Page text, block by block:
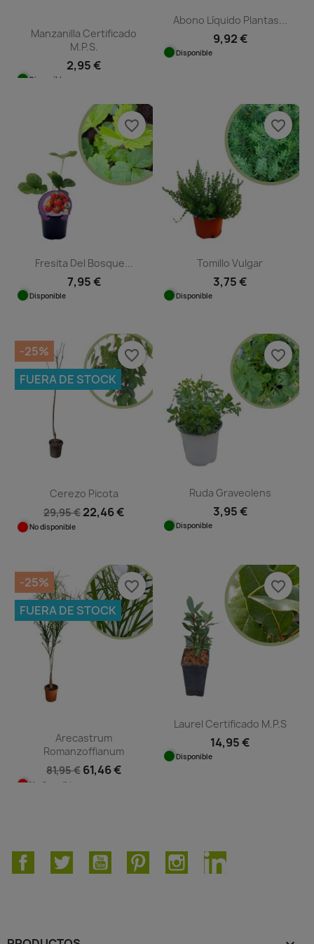
Manzanilla Certificado
M.P.S.
2,95 €
Disponible
Abono Líquido Plantas...
9,92 €
Disponible
Fresita Del Bosque...
7,95 €
Disponible
favorite_border
Tomillo Vulgar
3,75 €
Disponible
favorite_border
Cerezo Picota
29,95 € 22,46 €
No disponible
-25%
FUERA DE STOCK
favorite_border
Ruda Graveolens
3,95 €
Disponible
favorite_border
Arecastrum
Romanzoffianum
81,95 € 61,46 €
No disponible
-25%
FUERA DE STOCK
favorite_border
Laurel Certificado M.P.S
14,95 €
Disponible
favorite_border
FacebookTwitter YouTube PinterestInstagramLinkedIn